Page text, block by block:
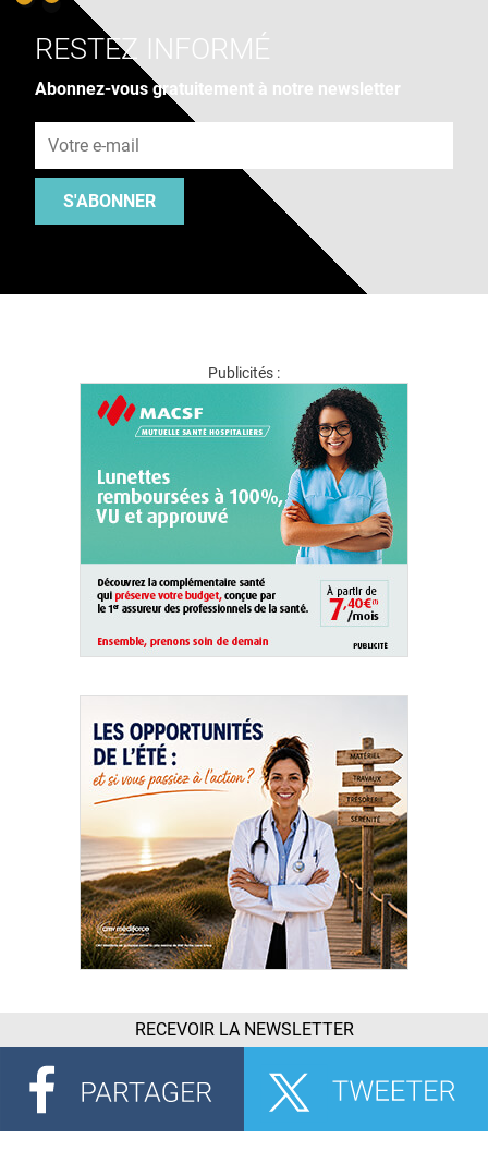
RESTEZ INFORMÉ
Abonnez-vous gratuitement à notre newsletter
S'ABONNER
Publicités :
RECEVOIR LA NEWSLETTER